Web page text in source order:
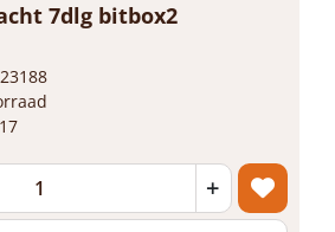
Doppenset kracht 7dlg bitbox2
+